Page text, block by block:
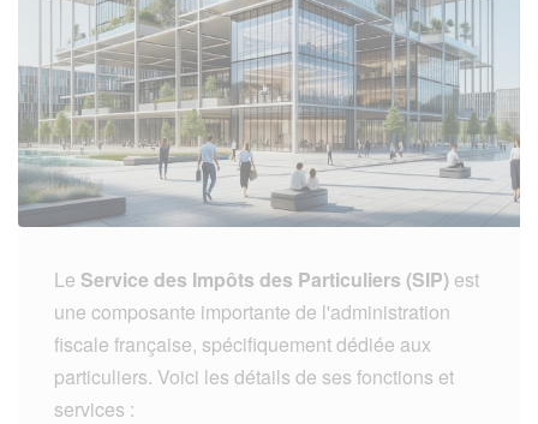
Le Service des Impôts des Particuliers (SIP) est
une composante importante de l'administration
fiscale française, spécifiquement dédiée aux
particuliers. Voici les détails de ses fonctions et
services :